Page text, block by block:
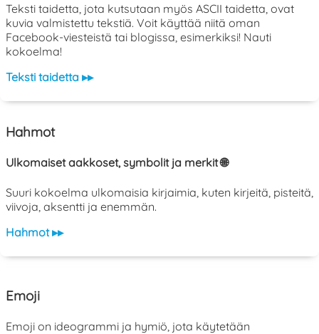
Teksti taidetta, jota kutsutaan myös ASCII taidetta, ovat
kuvia valmistettu tekstiä. Voit käyttää niitä oman
Facebook-viesteistä tai blogissa, esimerkiksi! Nauti
kokoelma!
Teksti taidetta ▸▸
Hahmot
Ulkomaiset aakkoset, symbolit ja merkit 🌐
Suuri kokoelma ulkomaisia kirjaimia, kuten kirjeitä, pisteitä,
viivoja, aksentti ja enemmän.
Hahmot ▸▸
Emoji
Emoji on ideogrammi ja hymiö, jota käytetään